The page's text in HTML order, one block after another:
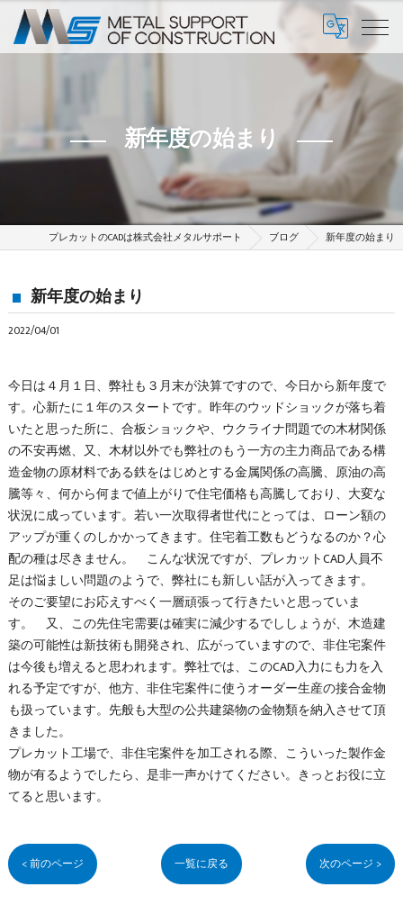
新年度の始まり
プレカットのCADは株式会社メタルサポート ブログ 新年度の始まり
新年度の始まり
2022/04/01
今日は４月１日、弊社も３月末が決算ですので、今日から新年度で
す。心新たに１年のスタートです。昨年のウッドショックが落ち着
いたと思った所に、合板ショックや、ウクライナ問題での木材関係
の不安再燃、又、木材以外でも弊社のもう一方の主力商品である構
造金物の原材料である鉄をはじめとする金属関係の高騰、原油の高
騰等々、何から何まで値上がりで住宅価格も高騰しており、大変な
状況に成っています。若い一次取得者世代にとっては、ローン額の
アップが重くのしかかってきます。住宅着工数もどうなるのか？心
配の種は尽きません。 こんな状況ですが、プレカットCAD人員不
足は悩ましい問題のようで、弊社にも新しい話が入ってきます。
そのご要望にお応えすべく一層頑張って行きたいと思っていま
す。 又、この先住宅需要は確実に減少するでししょうが、木造建
築の可能性は新技術も開発され、広がっていますので、非住宅案件
は今後も増えると思われます。弊社では、このCAD入力にも力を入
れる予定ですが、他方、非住宅案件に使うオーダー生産の接合金物
も扱っています。先般も大型の公共建築物の金物類を納入させて頂
きました。
プレカット工場で、非住宅案件を加工される際、こういった製作金
物が有るようでしたら、是非一声かけてください。きっとお役に立
てると思います。
< 前のページ 一覧に戻る 次のページ >